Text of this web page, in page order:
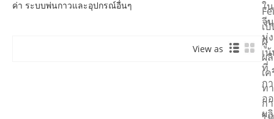
ค่า ระบบพ่นกาวและอุปกรณ์อื่นๆ
View as
ใน
จีน
มุ่ง
เ
ที่
ก
อ
ผ
เ
ผู้
ผ
เ
ทา
ก